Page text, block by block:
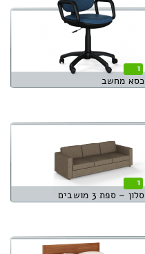
1
כסא מחשב
1
סלון – ספת 3 מושבים